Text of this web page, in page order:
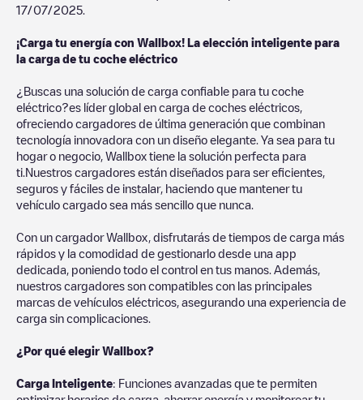
17/07/2025
¡Carga tu energía con Wallbox! La elección inteligente para
la carga de tu coche eléctrico
¿Buscas una solución de carga confiable para tu coche
eléctrico?es líder global en carga de coches eléctricos,
ofreciendo cargadores de última generación que combinan
tecnología innovadora con un diseño elegante. Ya sea para tu
hogar o negocio, Wallbox tiene la solución perfecta para
ti.Nuestros cargadores están diseñados para ser eficientes,
seguros y fáciles de instalar, haciendo que mantener tu
vehículo cargado sea más sencillo que nunca.
Con un cargador Wallbox, disfrutarás de tiempos de carga más
rápidos y la comodidad de gestionarlo desde una app
dedicada, poniendo todo el control en tus manos. Además,
nuestros cargadores son compatibles con las principales
marcas de vehículos eléctricos, asegurando una experiencia de
carga sin complicaciones.
¿Por qué elegir Wallbox?
Carga Inteligente: Funciones avanzadas que te permiten